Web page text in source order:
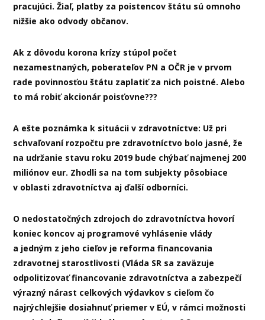
pracujúci. Žiaľ, platby za poistencov štátu sú omnoho
nižšie ako odvody občanov.
Ak z dôvodu korona krízy stúpol počet
nezamestnaných, poberateľov PN a OČR je v prvom
rade povinnosťou štátu zaplatiť za nich poistné. Alebo
to má robiť akcionár poisťovne???
A ešte poznámka k situácii v zdravotníctve: Už pri
schvaľovaní rozpočtu pre zdravotníctvo bolo jasné, že
na udržanie stavu roku 2019 bude chýbať najmenej 200
miliónov eur. Zhodli sa na tom subjekty pôsobiace
v oblasti zdravotníctva aj ďalší odborníci.
O nedostatočných zdrojoch do zdravotníctva hovorí
koniec koncov aj programové vyhlásenie vlády
a jedným z jeho cieľov je reforma financovania
zdravotnej starostlivosti (Vláda SR sa zaväzuje
odpolitizovať financovanie zdravotníctva a zabezpečí
výrazný nárast celkových výdavkov s cieľom čo
najrýchlejšie dosiahnuť priemer v EÚ, v rámci možnosti